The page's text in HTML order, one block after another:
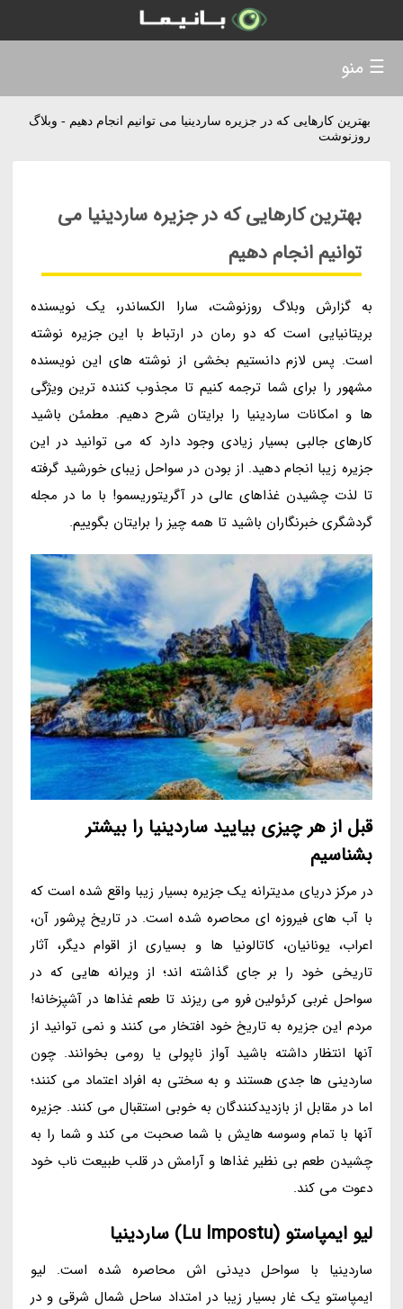
بهترین کارهایی که در جزیره ساردینیا می توانیم انجام دهیم - وبلاگ
روزنوشت
بهترین کارهایی که در جزیره ساردینیا می
توانیم انجام دهیم
به گزارش وبلاگ روزنوشت، سارا الکساندر، یک نویسنده
بریتانیایی است که دو رمان در ارتباط با این جزیره نوشته
است. پس لازم دانستیم بخشی از نوشته های این نویسنده
مشهور را برای شما ترجمه کنیم تا مجذوب کننده ترین ویژگی
ها و امکانات ساردینیا را برایتان شرح دهیم. مطمئن باشید
کارهای جالبی بسیار زیادی وجود دارد که می توانید در این
جزیره زیبا انجام دهید. از بودن در سواحل زیبای خورشید گرفته
تا لذت چشیدن غذاهای عالی در آگریتوریسمو! با ما در مجله
گردشگری خبرنگاران باشید تا همه چیز را برایتان بگوییم.
قبل از هر چیزی بیایید ساردینیا را بیشتر
بشناسیم
در مرکز دریای مدیترانه یک جزیره بسیار زیبا واقع شده است که
با آب های فیروزه ای محاصره شده است. در تاریخ پرشور آن،
اعراب، یونانیان، کاتالونیا ها و بسیاری از اقوام دیگر، آثار
تاریخی خود را بر جای گذاشته اند؛ از ویرانه هایی که در
سواحل غربی کرئولین فرو می ریزند تا طعم غذاها در آشپزخانه!
مردم این جزیره به تاریخ خود افتخار می کنند و نمی توانید از
آنها انتظار داشته باشید آواز ناپولی یا رومی بخوانند. چون
ساردینی ها جدی هستند و به سختی به افراد اعتماد می کنند؛
اما در مقابل از بازدیدکنندگان به خوبی استقبال می کنند. جزیره
آنها با تمام وسوسه هایش با شما صحبت می کند و شما را به
چشیدن طعم بی نظیر غذاها و آرامش در قلب طبیعت ناب خود
دعوت می کند.
لیو ایمپاستو (Lu Impostu) ساردینیا
ساردینیا با سواحل دیدنی اش محاصره شده است. لیو
ایمپاستو یک غار بسیار زیبا در امتداد ساحل شمال شرقی و در
☰ منو